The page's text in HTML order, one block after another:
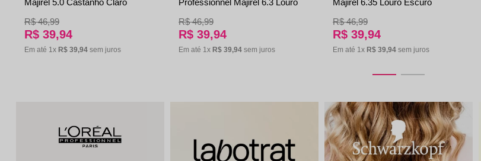
Majirel 5.0 Castanho Claro
R$ 46,99
R$ 39,94
Em até 1x R$ 39,94 sem juros
Professionnel Majirel 6.3 Louro
R$ 46,99
R$ 39,94
Em até 1x R$ 39,94 sem juros
Majirel 6.35 Louro Escuro
R$ 46,99
R$ 39,94
Em até 1x R$ 39,94 sem juros